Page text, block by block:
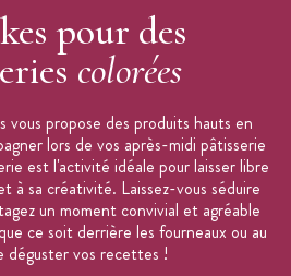
pour des
colorées
propose des produits hauts en
lors de vos après-midi pâtisserie
est l'activité idéale pour laisser libre
à sa créativité. Laissez-vous séduire
un moment convivial et agréable
ce soit derrière les fourneaux ou au
déguster vos recettes !